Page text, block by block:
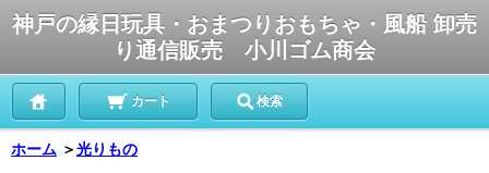
神戸の縁日玩具・おまつりおもちゃ・風船 卸売
り通信販売 小川ゴム商会
カート 検索
ホーム ＞光りもの